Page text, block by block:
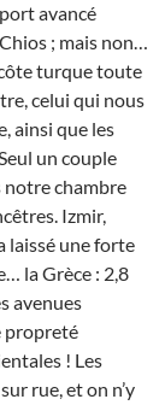
avancé
; mais non…
turque toute
celui qui nous
ainsi que les
un couple
notre chambre
Izmir,
laissé une forte
la Grèce : 2,8
avenues
propreté
! Les
rue, et on n’y